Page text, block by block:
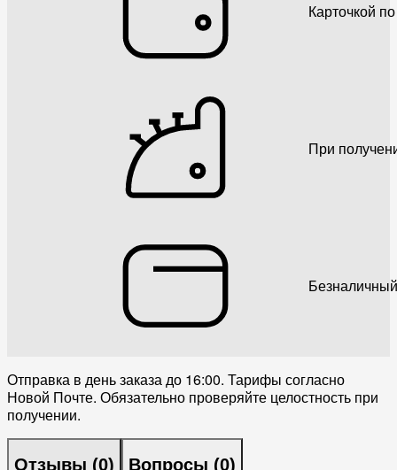
Карточкой
При
Отправка в день заказа до 16:00. Тарифы согласно
Новой Почте. Обязательно проверяйте целостность при
получении.
Отзывы (0) Вопросы (0)